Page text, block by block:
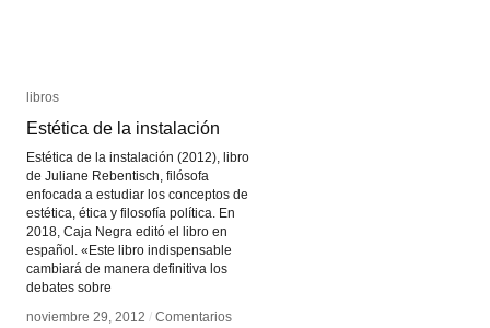
libros
Estética de la instalación
Estética de la instalación (2012), libro
de Juliane Rebentisch, filósofa
enfocada a estudiar los conceptos de
estética, ética y filosofía política. En
2018, Caja Negra editó el libro en
español. «Este libro indispensable
cambiará de manera definitiva los
debates sobre
noviembre 29, 2012 / Comentarios
libros
Estética de la instalación
noviembre 29, 2012 / Comentarios